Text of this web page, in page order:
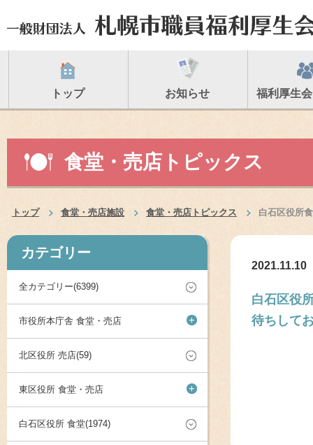
トップ お知らせ 福利厚生
食堂・売店トピックス
トップ 食堂・売店施設 食堂・売店トピックス 白石区役所
カテゴリー
全カテゴリー(6399)
市役所本庁舎 食堂・売店 +
北区役所 売店(59)
東区役所 食堂・売店 +
白石区役所 食堂(1974)
2021.11.10
白石区役
待ちして